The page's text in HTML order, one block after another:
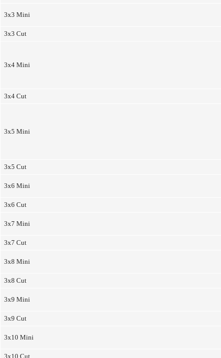
3x3 Mini
3x3 Cut
3x4 Mini
3x4 Cut
3x5 Mini
3x5 Cut
3x6 Mini
3x6 Cut
3x7 Mini
3x7 Cut
3x8 Mini
3x8 Cut
3x9 Mini
3x9 Cut
3x10 Mini
3x10 Cut